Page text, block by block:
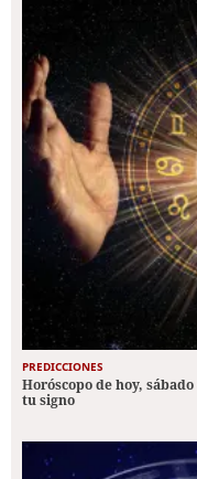
PREDICCIONES
Horóscopo de hoy,
tu signo